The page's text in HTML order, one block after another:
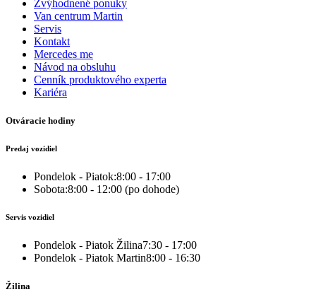
Zvýhodnené ponuky
Van centrum Martin
Servis
Kontakt
Mercedes me
Návod na obsluhu
Cenník produktového experta
Kariéra
Otváracie hodiny
Predaj vozidiel
Pondelok - Piatok:8:00 - 17:00
Sobota:8:00 - 12:00 (po dohode)
Servis vozidiel
Pondelok - Piatok Žilina7:30 - 17:00
Pondelok - Piatok Martin8:00 - 16:30
Žilina